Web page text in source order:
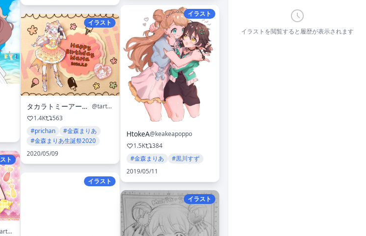
ト
@tartsPR
イラスト
タカラトミーアーツ公式
@tartsPR
1.4K
563
#prichan
#金森まりあ
#金森まりあ生誕祭2020
2020/05/09
イラスト
イラスト
HtokeA@keakeapoppo
1.5K
384
#金森まりあ
#黒川すず
2019/05/11
イラスト
イラストを閲覧すると履歴が表示されます